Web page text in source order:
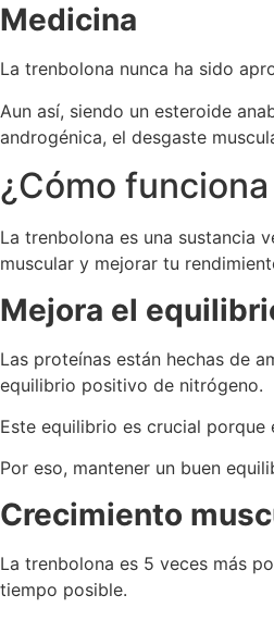
Medicina
La trenbolona nunca ha sido
Aun así, siendo un esteroide
androgénica, el desgaste
¿Cómo
La trenbolona es una sustancia
muscular y mejorar tu
Mejora el
Las proteínas están hechas de
equilibrio positivo de nitrógeno.
Este equilibrio es crucial
Por eso, mantener un buen
Crecimiento
La trenbolona es 5 veces más
tiempo posible.